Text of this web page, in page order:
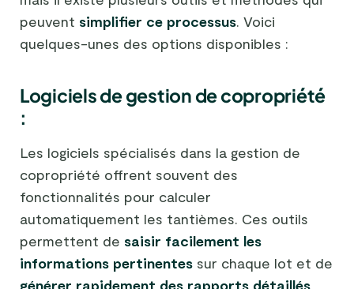
peuvent simplifier ce processus. Voici
quelques-unes des options disponibles :
Logiciels de gestion de copropriété
:
Les logiciels spécialisés dans la gestion de
copropriété offrent souvent des
fonctionnalités pour calculer
automatiquement les tantièmes. Ces outils
permettent de saisir facilement les
informations pertinentes sur chaque lot et de
générer rapidement des rapports détaillés